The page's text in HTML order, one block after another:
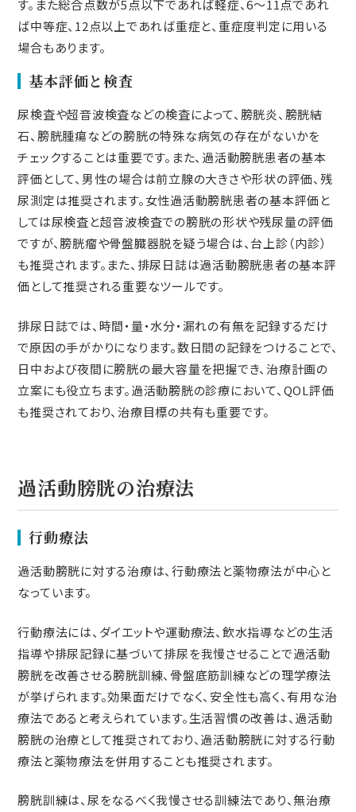
す。また総合点数が5点以下であれば軽症、6～11点であれ
ば中等症、12点以上であれば重症と、重症度判定に用いる
場合もあります。
基本評価と検査
尿検査や超音波検査などの検査によって、膀胱炎、膀胱結
石、膀胱腫瘍などの膀胱の特殊な病気の存在がないかを
チェックすることは重要です。また、過活動膀胱患者の基本
評価として、男性の場合は前立腺の大きさや形状の評価、残
尿測定は推奨されます。女性過活動膀胱患者の基本評価と
しては尿検査と超音波検査での膀胱の形状や残尿量の評価
ですが、膀胱瘤や骨盤臓器脱を疑う場合は、台上診（内診）
も推奨されます。また、排尿日誌は過活動膀胱患者の基本評
価として推奨される重要なツールです。
排尿日誌では、時間・量・水分・漏れの有無を記録するだけ
で原因の手がかりになります。数日間の記録をつけることで、
日中および夜間に膀胱の最大容量を把握でき、治療計画の
立案にも役立ちます。過活動膀胱の診療において、QOL評価
も推奨されており、治療目標の共有も重要です。
過活動膀胱の治療法
行動療法
過活動膀胱に対する治療は、行動療法と薬物療法が中心と
なっています。
行動療法には、ダイエットや運動療法、飲水指導などの生活
指導や排尿記録に基づいて排尿を我慢させることで過活動
膀胱を改善させる膀胱訓練、骨盤底筋訓練などの理学療法
が挙げられます。効果面だけでなく、安全性も高く、有用な治
療法であると考えられています。生活習慣の改善は、過活動
膀胱の治療として推奨されており、過活動膀胱に対する行動
療法と薬物療法を併用することも推奨されます。
膀胱訓練は、尿をなるべく我慢させる訓練法であり、無治療